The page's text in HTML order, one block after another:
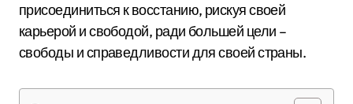
присоединиться к восстанию, рискуя своей
карьерой и свободой, ради большей цели –
свободы и справедливости для своей страны.